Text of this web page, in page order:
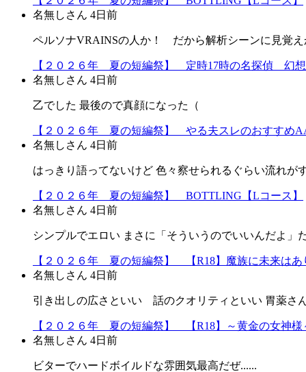
名無しさん 4日前
ペルソナVRAINSの人か！ だから解析シーンに見覚
【２０２６年 夏の短編祭】 定時17時の名探偵 幻想
名無しさん 4日前
乙でした 最後ので真顔になった（
【２０２６年 夏の短編祭】 やる夫スレのおすすめ
名無しさん 4日前
はっきり語ってないけど 色々察せられるぐらい流れが
【２０２６年 夏の短編祭】 BOTTLING【Lコース】
名無しさん 4日前
シンプルでエロい まさに「そういうのでいいんだよ」
【２０２６年 夏の短編祭】 【R18】魔族に未来は
名無しさん 4日前
引き出しの広さといい 話のクオリティといい 胃薬さ
【２０２６年 夏の短編祭】 【R18】～黄金の女神
名無しさん 4日前
ビターでハードボイルドな雰囲気最高だぜ......